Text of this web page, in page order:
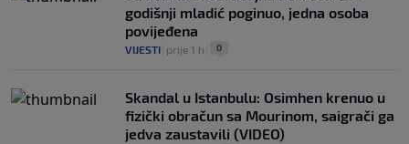
godišnji mladić poginuo, jedna osoba
povijeđena
VIJESTI prije 1 h 0
Skandal u Istanbulu: Osimhen krenuo u
fizički obračun sa Mourinom, saigrači ga
jedva zaustavili (VIDEO)